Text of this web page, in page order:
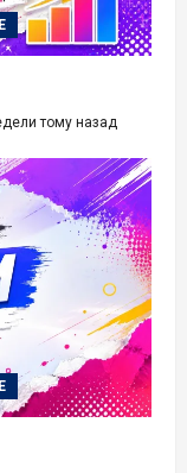
тому назад